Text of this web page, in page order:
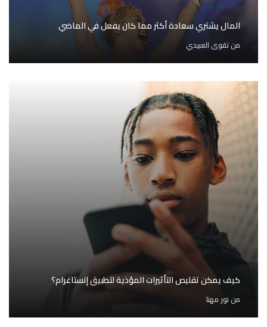
المال يشتري سعادة أكثر مما كان يفعل في الماضي
منتقوى العبيدي
كيف يمكن تقليص التأثيرات المؤذية لتطبيق إنستاغرام؟
من نور مهنا